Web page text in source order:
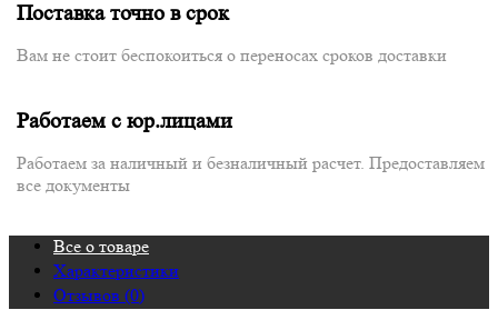
Поставка точно в срок
Вам не стоит беспокоиться о переносах сроков доставки
Работаем с юр.лицами
Работаем за наличный и безналичный расчет. Предоставляем
все документы
Все о товаре
Характеристики
Отзывов (0)